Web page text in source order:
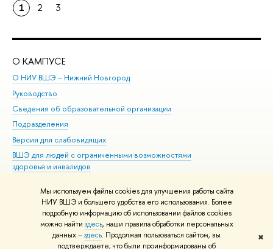
Мы используем файлы cookies для улучшения работы сайта
НИУ ВШЭ и большего удобства его использования. Более
подробную информацию об использовании файлов cookies
можно найти здесь, наши правила обработки персональных
данных –здесь. Продолжая пользоваться сайтом, вы
подтверждаете, что были проинформированы об
✖
1 2 3
О КАМПУСЕ
О НИУ ВШЭ – Нижний Новгород
Руководство
Сведения об образовательной организации
Подразделения
Версия для слабовидящих
ВШЭ для людей с ограниченными возможностями
здоровья и инвалидов